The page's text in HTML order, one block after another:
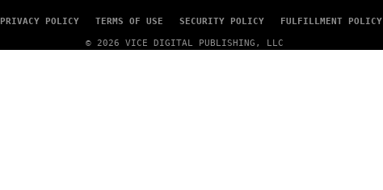
PRIVACY POLICY TERMS OF USE SECURITY POLICY FULFILLMENT POLICY
© 2026 VICE DIGITAL PUBLISHING, LLC